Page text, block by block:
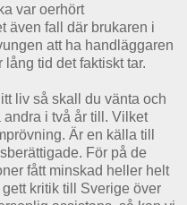
var oerhört
även fall där brukaren i
att ha handläggaren
tid det faktiskt tar.
liv så skall du vänta och
i två år till. Vilket
Är en källa till
För på de
fått minskad heller helt
kritik till Sverige över